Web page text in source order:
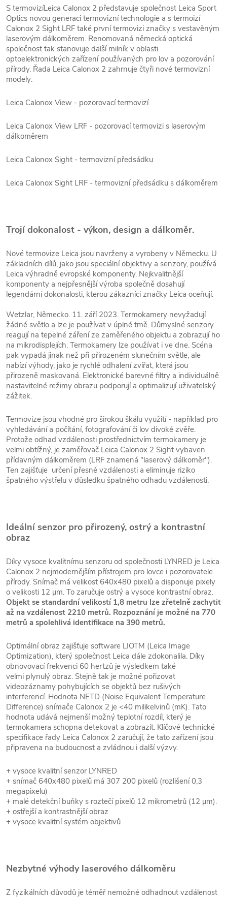
S termovizíLeica Calonox 2 představuje společnost Leica Sport
Optics novou generaci termovizní technologie a s termoizí
Calonox 2 Sight LRF také první termovizi značky s vestavěným
laserovým dálkoměrem. Renomovaná německá optická
společnost tak stanovuje další milník v oblasti
optoelektronických zařízení používaných pro lov a pozorování
přírody. Řada Leica Calonox 2 zahrnuje čtyři nové termovizní
modely:
Leica Calonox View - pozorovací termovizí
Leica Calonox View LRF - pozorovací termovizi s laserovým
dálkoměrem
Leica Calonox Sight - termovizní předsádku
Leica Calonox Sight LRF - termovizní předsádku s dálkoměrem
Trojí dokonalost - výkon, design a dálkoměr.
Nové termovize Leica jsou navrženy a vyrobeny v Německu. U
základních dílů, jako jsou speciální objektivy a senzory, používá
Leica výhradně evropské komponenty. Nejkvalitnější
komponenty a nejpřesnější výroba společně dosahují
legendární dokonalosti, kterou zákazníci značky Leica oceňují.
Wetzlar, Německo. 11. září 2023. Termokamery nevyžadují
žádné světlo a lze je používat v úplné tmě. Důmyslné senzory
reagují na tepelné záření ze zaměřeného objektu a zobrazují ho
na mikrodisplejích. Termokamery lze používat i ve dne. Scéna
pak vypadá jinak než při přirozeném slunečním světle, ale
nabízí výhody, jako je rychlé odhalení zvířat, která jsou
přirozeně maskovaná. Elektronické barevné filtry a individuálně
nastavitelné režimy obrazu podporují a optimalizují uživatelský
zážitek.
Termovize jsou vhodné pro širokou škálu využití - například pro
vyhledávání a počítání, fotografování či lov divoké zvěře.
Protože odhad vzdálenosti prostřednictvím termokamery je
velmi obtížný, je zaměřovač Leica Calonox 2 Sight vybaven
přídavným dálkoměrem (LRF znamená "laserový dálkoměr").
Ten zajišťuje určení přesné vzdálenosti a eliminuje riziko
špatného výstřelu v důsledku špatného odhadu vzdálenosti.
Ideální senzor pro přirozený, ostrý a kontrastní
obraz
Díky vysoce kvalitnímu senzoru od společnosti LYNRED je Leica
Calonox 2 nejmodernějším přístrojem pro lovce i pozorovatele
přírody. Snímač má velikost 640x480 pixelů a disponuje pixely
o velikosti 12 µm. To zaručuje ostrý a vysoce kontrastní obraz.
Objekt se standardní velikostí 1,8 metru lze zřetelně zachytit
až na vzdálenost 2210 metrů. Rozpoznání je možné na 770
metrů a spolehlivá identifikace na 390 metrů.
Optimální obraz zajišťuje software LIOTM (Leica Image
Optimization), který společnost Leica dále zdokonalila. Díky
obnovovací frekvenci 60 hertzů je výsledkem také
velmi plynulý obraz. Stejně tak je možné pořizovat
videozáznamy pohybujících se objektů bez rušivých
interferencí. Hodnota NETD (Noise Equivalent Temperature
Difference) snímače Calonox 2 je <40 milikelvinů (mK). Tato
hodnota udává nejmenší možný teplotní rozdíl, který je
termokamera schopna detekovat a zobrazit. Klíčové technické
specifikace řady Leica Calonox 2 zaručují, že tato zařízení jsou
připravena na budoucnost a zvládnou i další výzvy.
+ vysoce kvalitní senzor LYNRED
+ snímač 640x480 pixelů má 307 200 pixelů (rozlišení 0,3
megapixelu)
+ malé detekční buňky s roztečí pixelů 12 mikrometrů (12 µm).
+ ostřejší a kontrastnější obraz
+ vysoce kvalitní systém objektivů
Nezbytné výhody laserového dálkoměru
Z fyzikálních důvodů je téměř nemožné odhadnout vzdálenost